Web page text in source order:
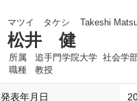
マツイ タケシ Takeshi
松井 健
所属
追手門学院大学 社会学
職種
教授
発表年月日